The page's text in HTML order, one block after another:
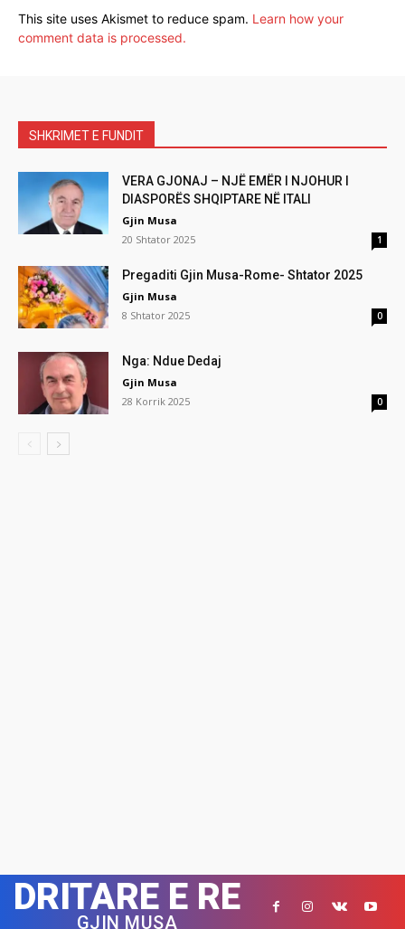
This site uses Akismet to reduce spam. Learn how your
comment data is processed.
SHKRIMET E FUNDIT
VERA GJONAJ – NJË EMËR I NJOHUR I
DIASPORËS SHQIPTARE NË ITALI
Gjin Musa
20 Shtator 2025
1
Pregaditi Gjin Musa-Rome- Shtator 2025
Gjin Musa
8 Shtator 2025
0
Nga: Ndue Dedaj
Gjin Musa
28 Korrik 2025
0
DRITARE E RE
GJIN MUSA